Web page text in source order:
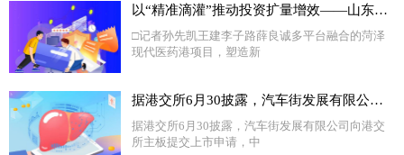
以“精准滴灌”推动投资扩量增效——山东省绿色低碳高质量发展重点项目现场观摩札记②
□记者孙先凯王建李子路薛良诚多平台融合的菏泽
现代医药港项目，塑造新
据港交所6月30披露，汽车街发展有限公司向港交所主板提交上市申请，中信证券、海通国际为其联席保荐人 独家
据港交所6月30披露，汽车街发展有限公司向港交
所主板提交上市申请，中